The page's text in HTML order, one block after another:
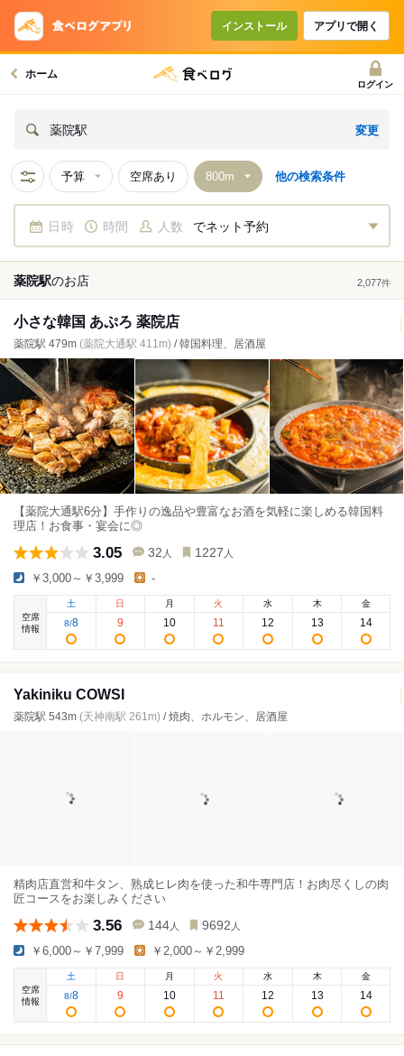
インストール アプリで開く
ホーム
ログイン
薬院駅 変更
予算 空席あり 他の検索条件
日時 時間 人数 でネット予約
薬院駅のお店 2,077件
小さな韓国 あぷろ 薬院店
薬院駅 479m (薬院大通駅 411m) / 韓国料理、居酒屋
【薬院大通駅6分】手作りの逸品や豊富なお酒を気軽に楽しめる韓国料
理店！お食事・宴会に◎
3.05 32 人 1227 人
￥3,000～￥3,999 -
空席
情報
土
8/8
日
9
月
10
火
11
水
12
木
13
金
14
Yakiniku COWSI
薬院駅 543m (天神南駅 261m) / 焼肉、ホルモン、居酒屋
精肉店直営和牛タン、熟成ヒレ肉を使った和牛専門店！お肉尽くしの肉
匠コースをお楽しみください
3.56 144 人 9692 人
￥6,000～￥7,999 ￥2,000～￥2,999
空席
情報
土
8/8
日
9
月
10
火
11
水
12
木
13
金
14